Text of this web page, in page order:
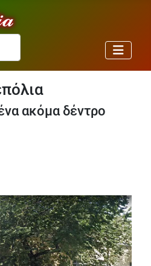
ακόμα δέντρο